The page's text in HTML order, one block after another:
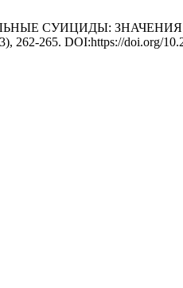
СУИЦИДЫ:
262-265. DOI:https://doi.org/